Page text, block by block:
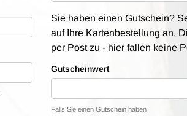
Sie haben einen Gutschein?
auf Ihre Kartenbestellung an.
per Post zu - hier fallen keine
Gutscheinwert
Falls Sie einen Gutschein haben